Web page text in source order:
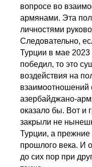
вопросе во
армянами. Эта
личностями
Следовательно,
Турции в мае 2023
победил, то это
воздействия на
взаимоотношений
азербайджано-
оказало бы. Вот и
закрыли не
Турции, а прежние
прошлого века. И
до сих пор при